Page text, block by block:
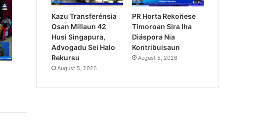
Kazu Transferénsia
Osan Millaun 42
Husi Singapura,
Advogadu Sei Halo
Rekursu
August 5, 2026
PR Horta Rekoñese
Timoroan Sira Iha
Diáspora Nia
Kontribuisaun
August 5, 2026